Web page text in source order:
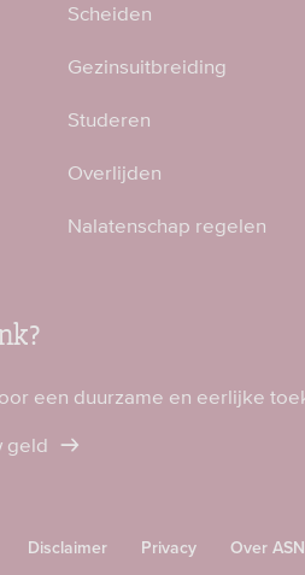
Scheiden
Gezinsuitbreiding
Studeren
Overlijden
Nalatenschap regelen
een duurzame en eerlijke
geld
Disclaimer Privacy Over